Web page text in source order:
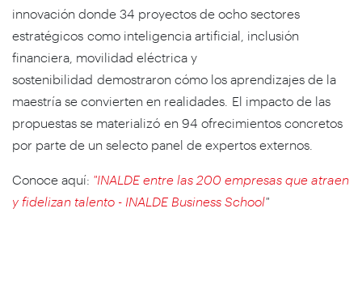
innovación donde 34 proyectos de ocho sectores
estratégicos como inteligencia artificial, inclusión
financiera, movilidad eléctrica y
sostenibilidad demostraron cómo los aprendizajes de la
maestría se convierten en realidades. El impacto de las
propuestas se materializó en 94 ofrecimientos concretos
por parte de un selecto panel de expertos externos.
Conoce aquí: "INALDE entre las 200 empresas que atraen
y fidelizan talento - INALDE Business School"